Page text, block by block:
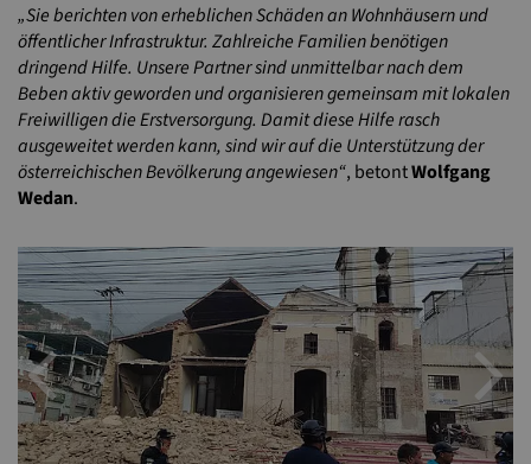
„Sie berichten von erheblichen Schäden an Wohnhäusern und
öffentlicher Infrastruktur. Zahlreiche Familien benötigen
dringend Hilfe. Unsere Partner sind unmittelbar nach dem
Beben aktiv geworden und organisieren gemeinsam mit lokalen
Freiwilligen die Erstversorgung. Damit diese Hilfe rasch
ausgeweitet werden kann, sind wir auf die Unterstützung der
österreichischen Bevölkerung angewiesen“, betontWolfgang
Wedan.
Previous